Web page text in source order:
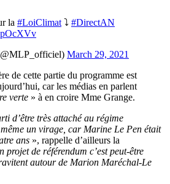
la #LoiClimat ⤵️ #DirectAN
March 29, 2021
de cette partie du programme est
car les médias en parlent
verte » à en croire Mme Grange.
d’être très attaché au régime
un virage, car Marine Le Pen était
ans », rappelle d’ailleurs la
projet de référendum c’est peut-être
autour de Marion Maréchal-Le